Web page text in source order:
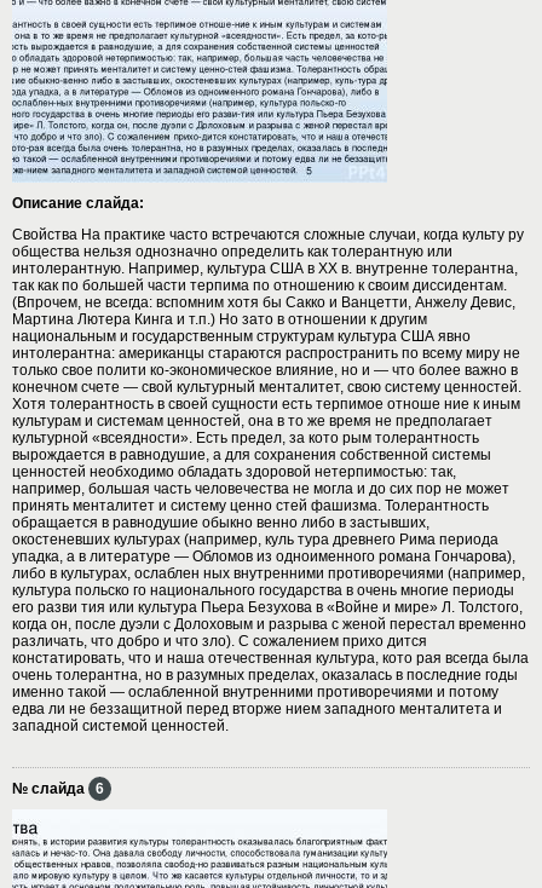
Описание слайда:
Свойства На практике часто встречаются сложные случаи, когда культу ру
общества нельзя однозначно определить как толерантную или
интолерантную. Например, культура США в XX в. внутренне толерантна,
так как по большей части терпима по отношению к своим диссидентам.
(Впрочем, не всегда: вспомним хотя бы Сакко и Ванцетти, Анжелу Девис,
Мартина Лютера Кинга и т.п.) Но зато в отношении к другим
национальным и государственным структурам культура США явно
интолерантна: американцы стараются распространить по всему миру не
только свое полити ко-экономическое влияние, но и — что более важно в
конечном счете — свой культурный менталитет, свою систему ценностей.
Хотя толерантность в своей сущности есть терпимое отноше ние к иным
культурам и системам ценностей, она в то же время не предполагает
культурной «всеядности». Есть предел, за кото рым толерантность
вырождается в равнодушие, а для сохранения собственной системы
ценностей необходимо обладать здоровой нетерпимостью: так,
например, большая часть человечества не могла и до сих пор не может
принять менталитет и систему ценно стей фашизма. Толерантность
обращается в равнодушие обыкно венно либо в застывших,
окостеневших культурах (например, куль тура древнего Рима периода
упадка, а в литературе — Обломов из одноименного романа Гончарова),
либо в культурах, ослаблен ных внутренними противоречиями (например,
культура польско го национального государства в очень многие периоды
его разви тия или культура Пьера Безухова в «Войне и мире» Л. Толстого,
когда он, после дуэли с Долоховым и разрыва с женой перестал временно
различать, что добро и что зло). С сожалением прихо дится
констатировать, что и наша отечественная культура, кото рая всегда была
очень толерантна, но в разумных пределах, оказалась в последние годы
именно такой — ослабленной внутренними противоречиями и потому
едва ли не беззащитной перед вторже нием западного менталитета и
западной системой ценностей.
№ слайда 6